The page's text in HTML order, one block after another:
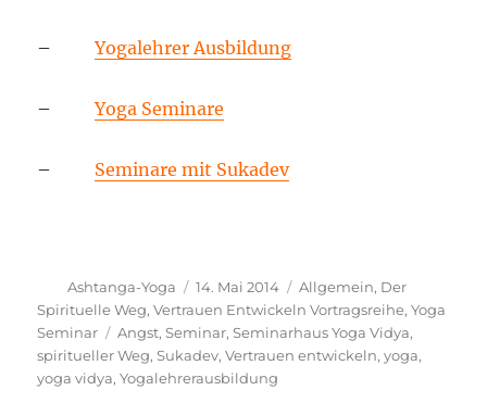
–Yogalehrer Ausbildung
–Yoga Seminare
– Seminare mit Sukadev
Autor
Ashtanga-Yoga
Veröffentlicht
am
14. Mai 2014 Kategorien
Allgemein, Der
Spirituelle Weg,Vertrauen Entwickeln Vortragsreihe,Yoga
Seminar
Schlagwörter
Angst,Seminar,Seminarhaus Yoga Vidya,
spiritueller Weg,Sukadev,Vertrauen entwickeln,yoga,
yoga vidya,Yogalehrerausbildung